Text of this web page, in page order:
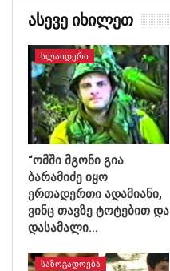
Ასევე Იხილეთ
ᲡᲚᲐᲘᲓᲔᲠᲘ
“ომში მგონი გია
ბარამიძე იყო
ერთადერთი ადამიანი,
ვინც თავზე ტოტებით და
დასამალი…
ᲡᲐᲖᲝᲒᲐᲓᲝᲔᲑᲐ